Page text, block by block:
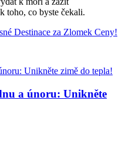
toho, co byste čekali.
Destinace za Zlomek Ceny!
a únoru: Unikněte